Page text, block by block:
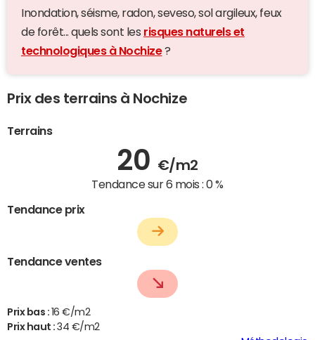
Inondation, séisme, radon, seveso, sol argileux, feux
de forêt... quels sont les risques naturels et
technologiques à Nochize?
Prix des terrains à Nochize
Terrains
20 €/m2
Tendance sur 6 mois :0 %
Tendance prix
Tendance ventes
Prix bas : 16 €/m2
Prix haut :34 €/m2